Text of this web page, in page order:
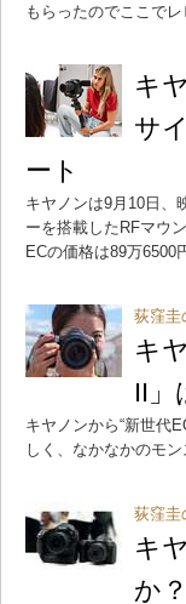
もらったのでここでレ
キ
サ
ート
キヤノンは9月10日、
ーを搭載したRFマウ
ECの価格は89万6500
荻窪圭
キ
II」
キヤノンから“新世代
しく、なかなかのモ
荻窪圭
キ
か